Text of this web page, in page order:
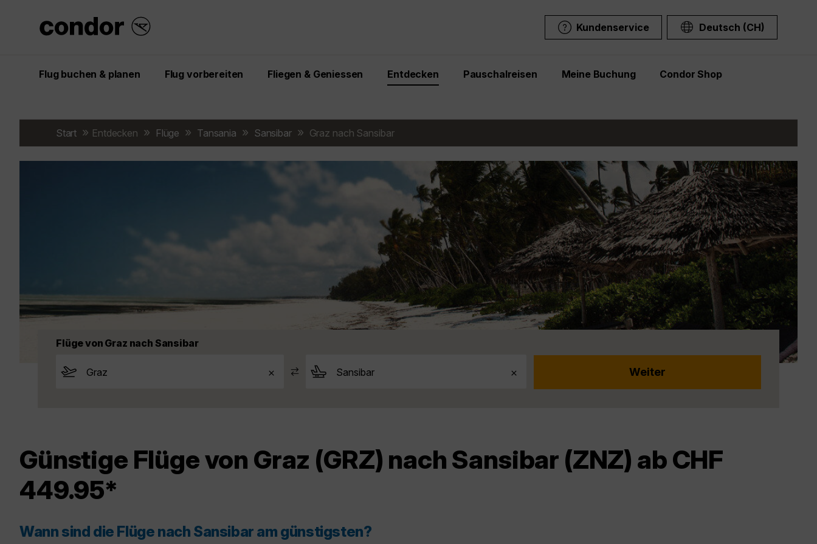
Kundenservice Deutsch (CH)
Flug buchen & planen Flug vorbereiten Fliegen & Geniessen Entdecken Pauschalreisen Meine Buchung Condor Shop
Start Entdecken Flüge Tansania Sansibar Graz nach Sansibar
Flüge von Graz nach Sansibar
Günstige Flüge von Graz (GRZ) nach Sansibar (ZNZ) ab CHF
449.95*
Wann sind die Flüge nach Sansibar am günstigsten?